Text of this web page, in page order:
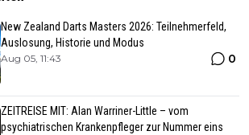
New Zealand Darts Masters 2026: Teilnehmerfeld,
Auslosung, Historie und Modus
Aug 05, 11:43 0
ZEITREISE MIT: Alan Warriner-Little – vom
psychiatrischen Krankenpfleger zur Nummer eins